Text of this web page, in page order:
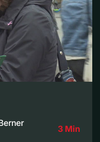
3 Min